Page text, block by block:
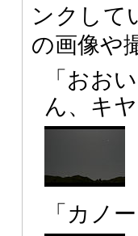
ンクして
の画像や
「おお
ん、キヤ
「カノ